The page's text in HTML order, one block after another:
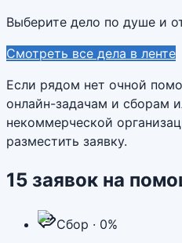
Выберите дело по душе и
Смотреть все дела в ленте
Если рядом нет очной
онлайн-задачам и сборам
некоммерческой
разместить заявку.
15 заявок на
Сбор · 0%